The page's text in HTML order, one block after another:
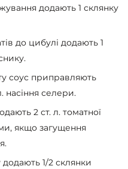
додають 1 склянку
до цибулі додають 1
соус приправляють
насіння селери.
2 ст. л. томатної
якщо загущення
1/2 склянки